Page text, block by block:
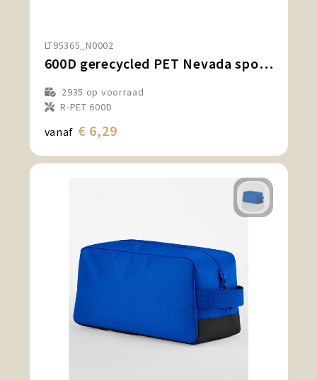
LT95365_N0002
600D gerecycled PET Nevada sport- en reistas 53 x 27 x 30 cm 35 L
2935 op voorraad
R-PET 600D
vanaf € 6,29